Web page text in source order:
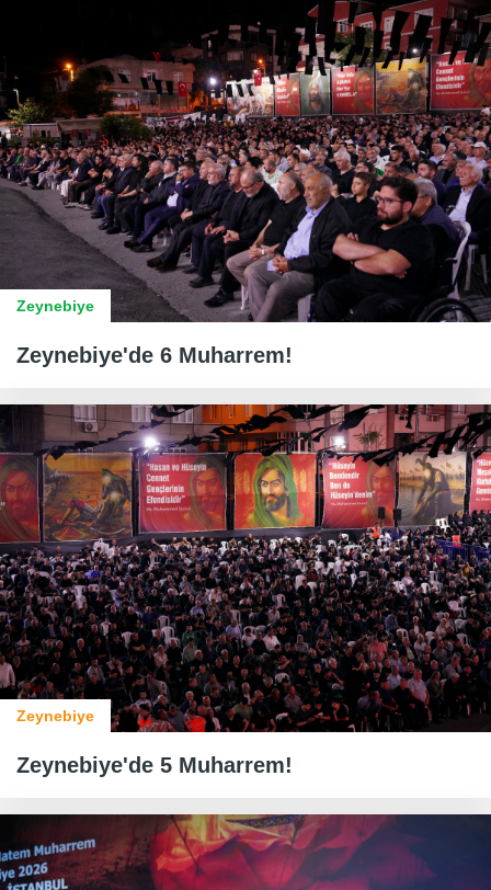
Zeynebiye
Zeynebiye'de 6 Muharrem!
Zeynebiye
Zeynebiye'de 5 Muharrem!